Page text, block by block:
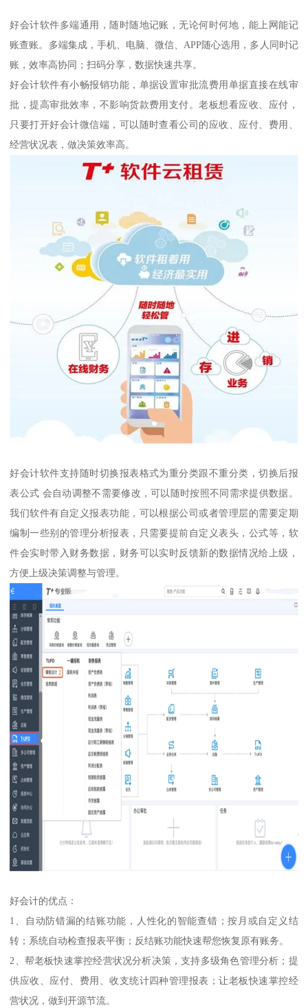
好会计软件多端通用，随时随地记账，无论何时何地，能上网能记
账查账。多端集成，手机、电脑、微信、APP随心选用，多人同时记
账，效率高协同；扫码分享，数据快速共享。
好会计软件有小畅报销功能，单据设置审批流费用单据直接在线审
批，提高审批效率，不影响货款费用支付。老板想看应收、应付，
只要打开好会计微信端，可以随时查看公司的应收、应付、费用、
经营状况表，做决策效率高。
好会计软件支持随时切换报表格式为重分类跟不重分类，切换后报
表公式 会自动调整不需要修改，可以随时按照不同需求提供数据。
我们软件有自定义报表功能，可以根据公司或者管理层的需要定期
编制一些别的管理分析报表，只需要提前自定义表头，公式等，软
件会实时带入财务数据，财务可以实时反馈新的数据情况给上级，
方便上级决策调整与管理。
好会计的优点：
1、自动防错漏的结账功能，人性化的智能查错；按月或自定义结
转；系统自动检查报表平衡；反结账功能快速帮您恢复原有账务。
2、帮老板快速掌控经营状况分析决策，支持多级角色管理分析；提
供应收、应付、费用、收支统计四种管理报表；让老板快速掌控经
营状况，做到开源节流。